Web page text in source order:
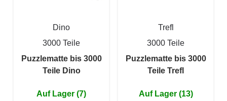
Dino
3000 Teile
Puzzlematte bis 3000
Teile Dino
Auf Lager (7)
Trefl
3000 Teile
Puzzlematte bis 3000
Teile Trefl
Auf Lager (13)